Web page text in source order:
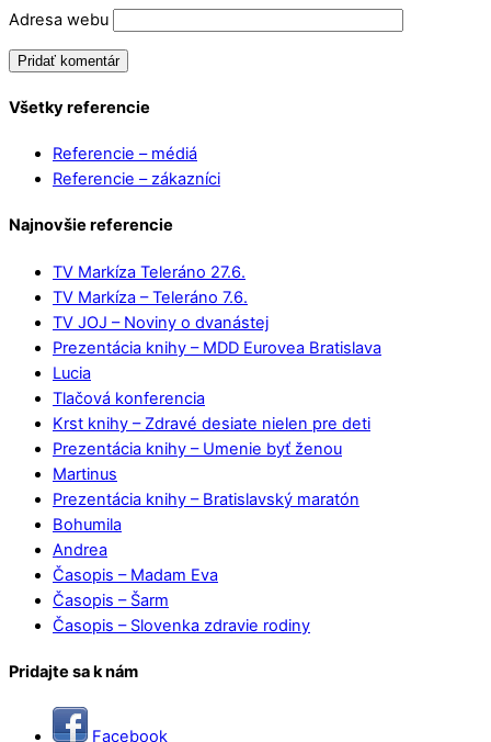
Adresa webu
Všetky referencie
Referencie – médiá
Referencie – zákazníci
Najnovšie referencie
TV Markíza Teleráno 27.6.
TV Markíza – Teleráno 7.6.
TV JOJ – Noviny o dvanástej
Prezentácia knihy – MDD Eurovea Bratislava
Lucia
Tlačová konferencia
Krst knihy – Zdravé desiate nielen pre deti
Prezentácia knihy – Umenie byť ženou
Martinus
Prezentácia knihy – Bratislavský maratón
Bohumila
Andrea
Časopis – Madam Eva
Časopis – Šarm
Časopis – Slovenka zdravie rodiny
Pridajte sa k nám
Facebook